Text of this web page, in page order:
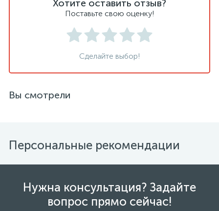
Хотите оставить отзыв?
Поставьте свою оценку!
Сделайте выбор!
Вы смотрели
Персональные рекомендации
Нужна консультация? Задайте
вопрос прямо сейчас!